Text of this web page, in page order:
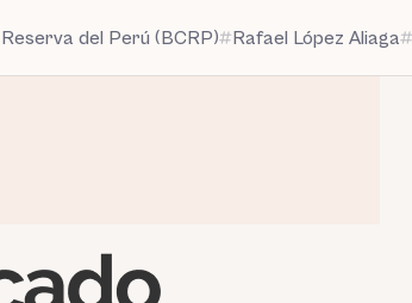
del Perú (BCRP) Rafael López Aliaga